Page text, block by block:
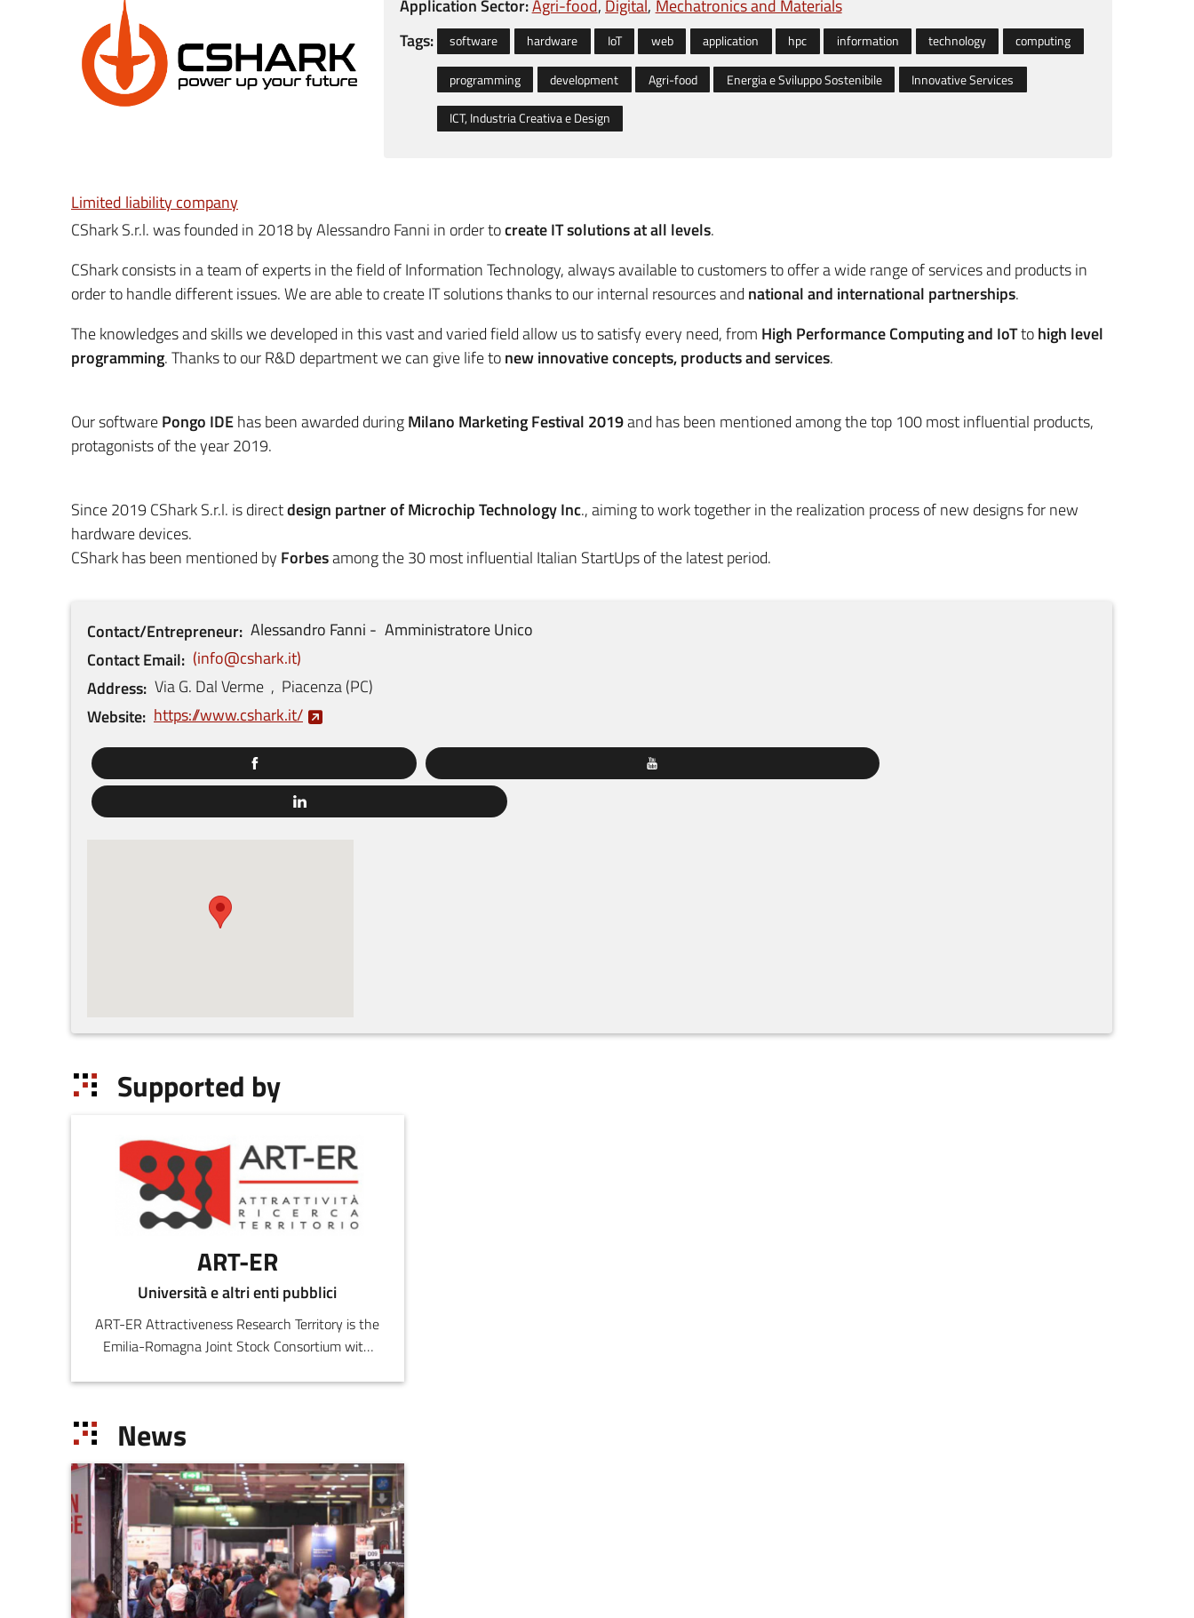
Application Sector:Agri-food Digital Mechatronics and Materials
Tags:
software hardware IoT web application hpc information technology
computing
programming
development Agri-food Energia e Sviluppo Sostenibile
Innovative Services
ICT, Industria Creativa e Design
Limited liability company
CShark S.r.l. was founded in 2018 by Alessandro Fanni in order tocreate IT solutions at all levels.
CShark consists in a team of experts in the field of Information Technology, always available to customers to offer a wide range of services and products in
order to handle different issues. We are able to create IT solutions thanks to our internal resources and national and international partnerships.
The knowledges and skills we developed in this vast and varied field allow us to satisfy every need, from High Performance Computing and IoTtohigh level
programming. Thanks to our R&D department we can give life tonew innovative concepts, products and services.
Our softwarePongo IDEhas been awarded duringMilano Marketing Festival 2019and has been mentioned among the top 100 most influential products,
protagonists of the year 2019.
Since 2019 CShark S.r.l. is directdesign partner of Microchip Technology Inc., aiming to work together in the realization process of new designs for new
hardware devices.
CShark has been mentioned by Forbesamong the 30 most influential Italian StartUps of the latest period.
Contact/Entrepreneur Alessandro Fanni
Amministratore Unico
Contact Email
info@cshark.it
Address Via G. Dal Verme , Piacenza(PC)
Website https://www.cshark.it/
Supported by
ART-ER
Università e altri enti pubblici
ART-ER Attractiveness Research Territory is the
Emilia-Romagna Joint Stock Consortium with
News